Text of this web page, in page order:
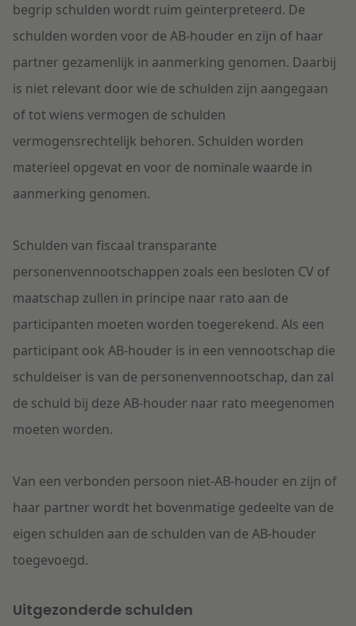
begrip schulden wordt ruim geïnterpreteerd. De
schulden worden voor de AB-houder en zijn of haar
partner gezamenlijk in aanmerking genomen. Daarbij
is niet relevant door wie de schulden zijn aangegaan
of tot wiens vermogen de schulden
vermogensrechtelijk behoren. Schulden worden
materieel opgevat en voor de nominale waarde in
aanmerking genomen.
Schulden van fiscaal transparante
personenvennootschappen zoals een besloten CV of
maatschap zullen in principe naar rato aan de
participanten moeten worden toegerekend. Als een
participant ook AB-houder is in een vennootschap die
schuldeiser is van de personenvennootschap, dan zal
de schuld bij deze AB-houder naar rato meegenomen
moeten worden.
Van een verbonden persoon niet-AB-houder en zijn of
haar partner wordt het bovenmatige gedeelte van de
eigen schulden aan de schulden van de AB-houder
toegevoegd.
Uitgezonderde schulden